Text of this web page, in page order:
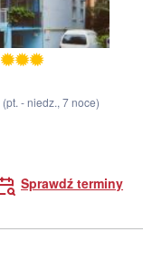
(pt. - niedz., 7 noce)
Sprawdź terminy